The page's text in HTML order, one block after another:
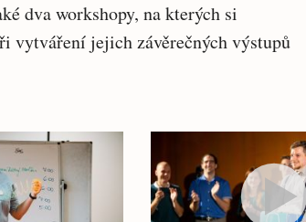
dva workshopy, na kterých si
vytváření jejich závěrečných výstupů